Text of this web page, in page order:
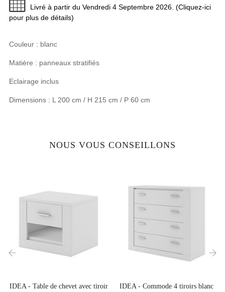
Livré à partir du Vendredi 4 Septembre 2026. (Cliquez-ici
pour plus de détails)
Couleur : blanc
Matière : panneaux stratifiés
Eclairage inclus
Dimensions : L 200 cm / H 215 cm / P 60 cm
NOUS VOUS CONSEILLONS
IDEA - Table de chevet avec tiroir
IDEA - Commode 4 tiroirs blanc